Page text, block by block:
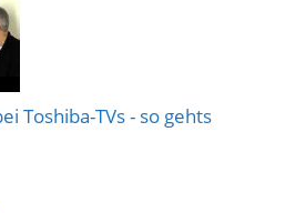
Toshiba-TVs - so gehts